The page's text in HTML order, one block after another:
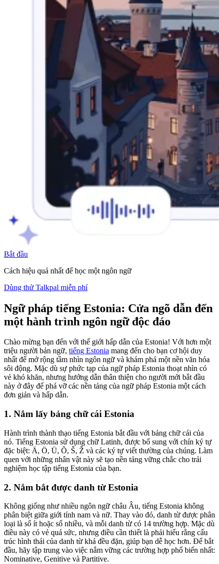
Bắt đầu
Cách hiệu quả nhất để học một ngôn ngữ
Dùng thử Talkpal miễn phí
Ngữ pháp tiếng Estonia: Cửa ngõ dẫn đến
một hành trình ngôn ngữ độc đáo
Chào mừng bạn đến với thế giới hấp dẫn của Estonia! Với hơn một
triệu người bản ngữ, tiếng Estonia mang đến cho bạn cơ hội duy
nhất để mở rộng tầm nhìn ngôn ngữ và khám phá một nền văn hóa
sôi động. Mặc dù sự phức tạp của ngữ pháp Estonia thoạt nhìn có
vẻ khó khăn, nhưng hướng dẫn thân thiện cho người mới bắt đầu
này ở đây để phá vỡ các nền tảng của ngữ pháp Estonia một cách
đơn giản và hấp dẫn.
1. Nắm lấy bảng chữ cái Estonia
Hành trình thành thạo tiếng Estonia bắt đầu với bảng chữ cái của
nó. Tiếng Estonia sử dụng chữ Latinh, được bổ sung với chín ký tự
đặc biệt: Ä, Ö, Ü, Õ, Š, Ž và các ký tự viết thường của chúng. Làm
quen với những nhân vật này sẽ tạo nền tảng vững chắc cho trải
nghiệm học tập tiếng Estonia của bạn.
2. Nắm bắt được danh từ Estonia
Không giống như nhiều ngôn ngữ châu Âu, tiếng Estonia không
phân biệt giữa giới tính nam và nữ. Thay vào đó, danh từ được phân
loại là số ít hoặc số nhiều, và mỗi danh từ có 14 trường hợp. Mặc dù
điều này có vẻ quá sức, nhưng điều cần thiết là phải hiểu rằng cấu
trúc hình thái của danh từ khá đều đặn, giúp bạn dễ học hơn. Để bắt
đầu, hãy tập trung vào việc nắm vững các trường hợp phổ biến nhất:
Nominative, Genitive và Partitive.